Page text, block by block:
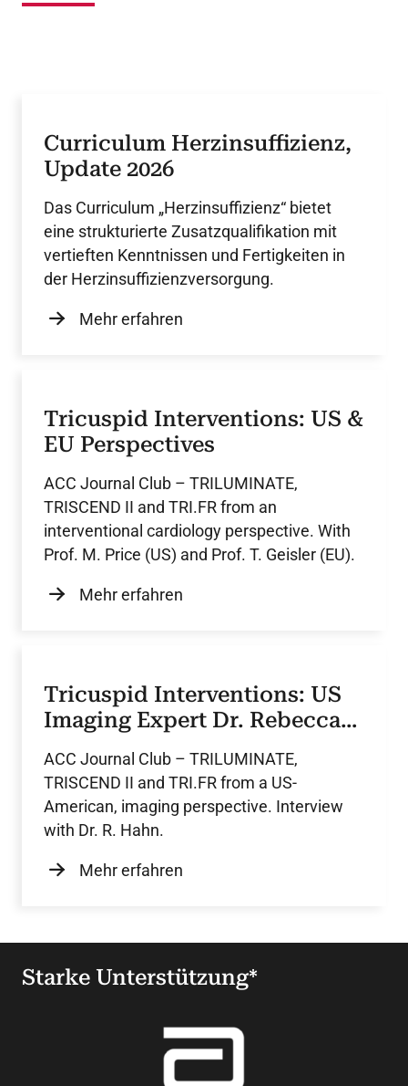
Curriculum Herzinsuffizienz,
Update 2026
Das Curriculum „Herzinsuffizienz“ bietet
eine strukturierte Zusatzqualifikation mit
vertieften Kenntnissen und Fertigkeiten in
der Herzinsuffizienzversorgung.
Mehr erfahren
Tricuspid Interventions: US &
EU Perspectives
ACC Journal Club – TRILUMINATE,
TRISCEND II and TRI.FR from an
interventional cardiology perspective. With
Prof. M. Price (US) and Prof. T. Geisler (EU).
Mehr erfahren
Tricuspid Interventions: US
Imaging Expert Dr. Rebecca
ACC Journal Club – TRILUMINATE,
TRISCEND II and TRI.FR from a US-
American, imaging perspective. Interview
with Dr. R. Hahn.
Mehr erfahren
Starke Unterstützung*